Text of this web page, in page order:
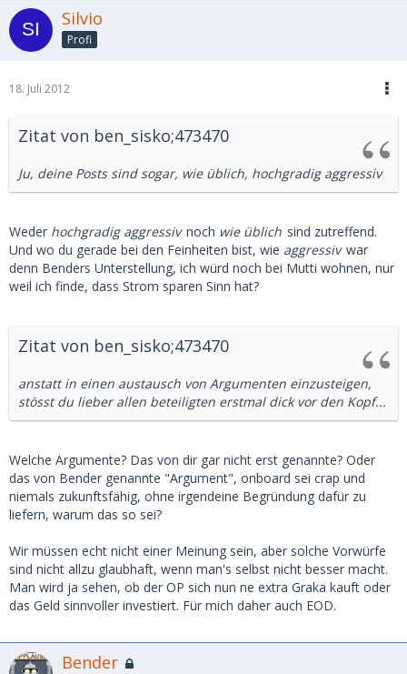
Silvio
Profi
18. Juli 2012
Zitat von ben_sisko;473470
Ju, deine Posts sind sogar, wie üblich, hochgradig aggressiv
Weder hochgradig aggressiv noch wie üblich sind zutreffend.
Und wo du gerade bei den Feinheiten bist, wie aggressiv war
denn Benders Unterstellung, ich würd noch bei Mutti wohnen, nur
weil ich finde, dass Strom sparen Sinn hat?
Zitat von ben_sisko;473470
anstatt in einen austausch von Argumenten einzusteigen,
stösst du lieber allen beteiligten erstmal dick vor den Kopf...
Welche Argumente? Das von dir gar nicht erst genannte? Oder
das von Bender genannte "Argument", onboard sei crap und
niemals zukunftsfähig, ohne irgendeine Begründung dafür zu
liefern, warum das so sei?
Wir müssen echt nicht einer Meinung sein, aber solche Vorwürfe
sind nicht allzu glaubhaft, wenn man's selbst nicht besser macht.
Man wird ja sehen, ob der OP sich nun ne extra Graka kauft oder
das Geld sinnvoller investiert. Für mich daher auch EOD.
Bender